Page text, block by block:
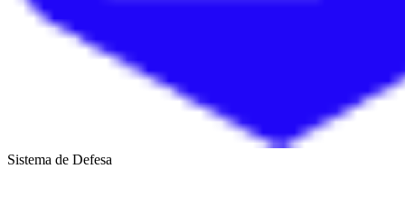
Sistema de Defesa